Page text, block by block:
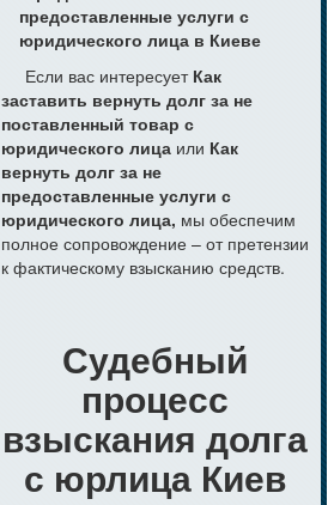
предоставленные услуги с
юридического лица в Киеве
Если вас интересует Как
заставить вернуть долг за не
поставленный товар с
юридического лица или Как
вернуть долг за не
предоставленные услуги с
юридического лица, мы обеспечим
полное сопровождение – от претензии
к фактическому взысканию средств.
Судебный
процесс
взыскания долга
с юрлица Киев